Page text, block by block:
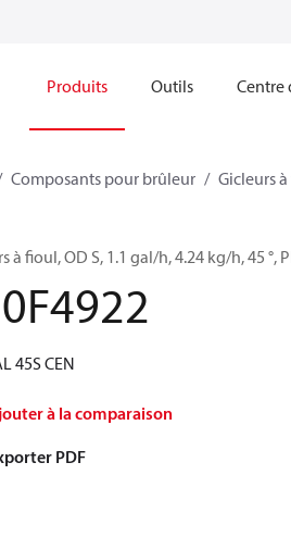
Produits Outils Centre
Composants pour brûleur Gicleurs
à fioul, OD S, 1.1 gal/h, 4.24 kg/h, 45 °,
45S CEN
à la comparaison
PDF